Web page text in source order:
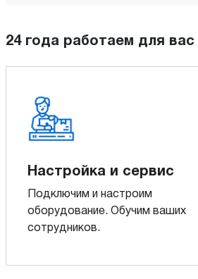
24 года работаем для вас
Настройка и сервис
Подключим и настроим
оборудование. Обучим ваших
сотрудников.